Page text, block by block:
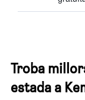
Troba
estada a